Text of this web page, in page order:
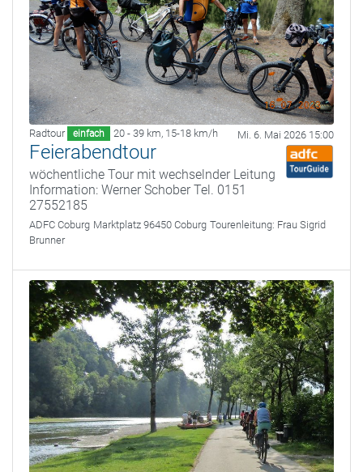
Radtour einfach 20 - 39 km, 15-18 km/h Mi. 6. Mai 2026 15:00
Feierabendtour
wöchentliche Tour mit wechselnder Leitung
Information: Werner Schober Tel. 0151
27552185
ADFC Coburg Marktplatz 96450 Coburg Tourenleitung: Frau Sigrid
Brunner